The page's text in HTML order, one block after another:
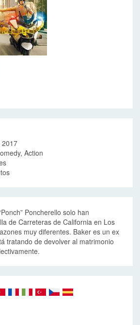
2017
Action
Poncherello solo han
de Carreteras de California en Los
muy diferentes. Baker es un ex
tratando de devolver al matrimonio